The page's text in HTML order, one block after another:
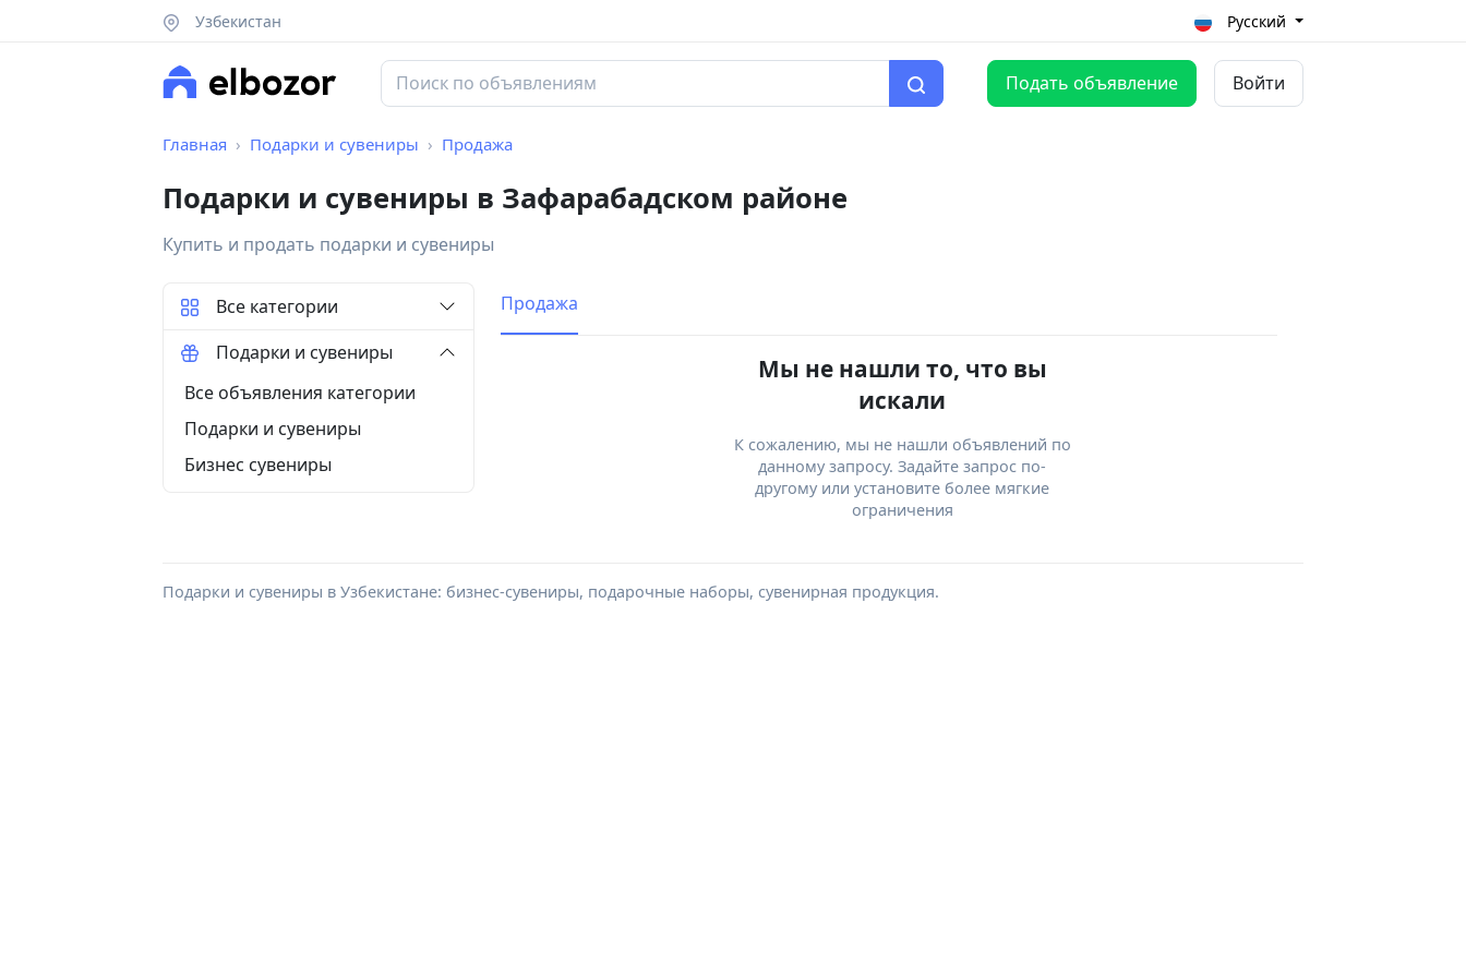
Узбекистан Русский
Подать объявление Войти
Главная Подарки и сувениры Продажа
Подарки и сувениры в Зафарабадском районе
Купить и продать подарки и сувениры
Продажа
Мы не нашли то, что вы
искали
К сожалению, мы не нашли объявлений по
данному запросу. Задайте запрос по-
другому или установите более мягкие
ограничения
Все категории
Подарки и сувениры
Все объявления категории
Подарки и сувениры
Бизнес сувениры
Подарки и сувениры в Узбекистане: бизнес-сувениры, подарочные наборы, сувенирная продукция.